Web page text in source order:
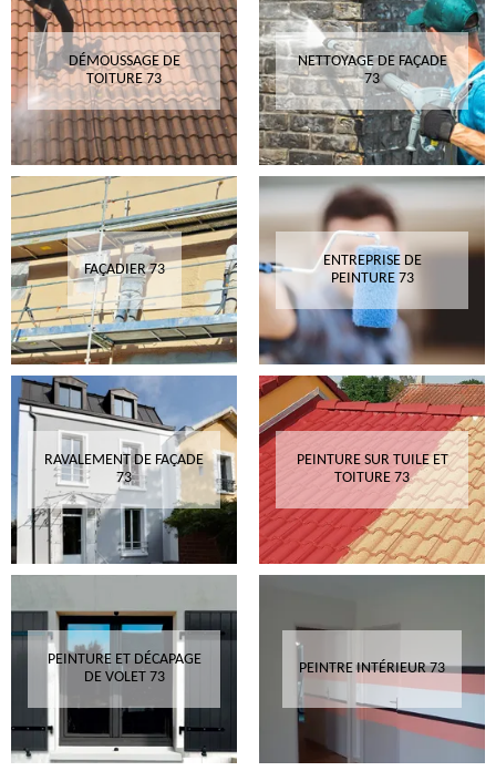
DÉMOUSSAGE DE
TOITURE 73
NETTOYAGE DE FAÇADE
73
FAÇADIER 73
ENTREPRISE DE
PEINTURE 73
RAVALEMENT DE FAÇADE
73
PEINTURE SUR TUILE ET
TOITURE 73
PEINTURE ET DÉCAPAGE
DE VOLET 73
PEINTRE INTÉRIEUR 73